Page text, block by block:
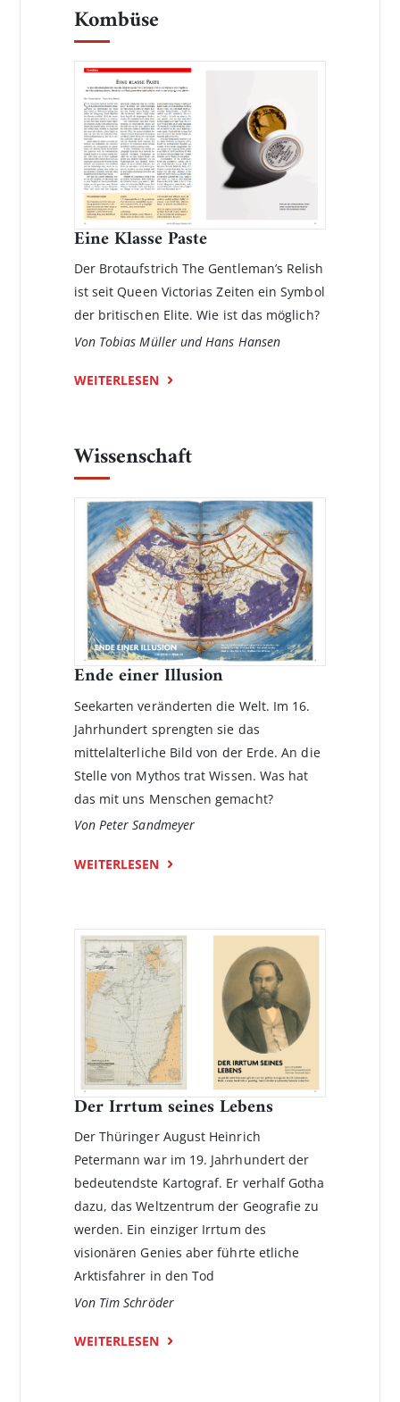
Kombüse
Eine Klasse Paste
Der Brotaufstrich The Gentleman’s Relish
ist seit Queen Victorias Zeiten ein Symbol
der britischen Elite. Wie ist das möglich?
Von Tobias Müller und Hans Hansen
WEITERLESEN
Wissenschaft
Ende einer Illusion
Seekarten veränderten die Welt. Im 16.
Jahrhundert sprengten sie das
mittelalterliche Bild von der Erde. An die
Stelle von Mythos trat Wissen. Was hat
das mit uns Menschen gemacht?
Von Peter Sandmeyer
WEITERLESEN
Der Irrtum seines Lebens
Der Thüringer August Heinrich
Petermann war im 19. Jahrhundert der
bedeutendste Kartograf. Er verhalf Gotha
dazu, das Weltzentrum der Geografie zu
werden. Ein einziger Irrtum des
visionären Genies aber führte etliche
Arktisfahrer in den Tod
Von Tim Schröder
WEITERLESEN